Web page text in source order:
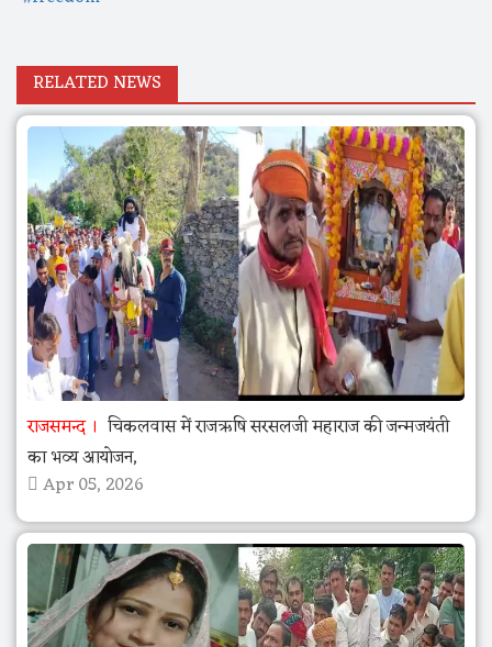
RELATED NEWS
राजसमन्द
चिकलवास में राजऋषि सरसलजी महाराज की जन्मजयंती
का भव्य आयोजन,
Apr 05, 2026